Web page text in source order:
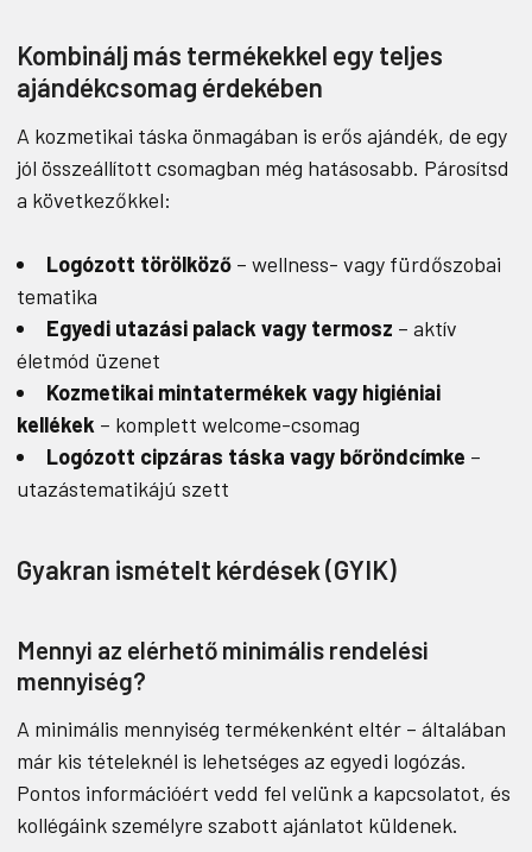
Kombinálj más termékekkel egy teljes
ajándékcsomag érdekében
A kozmetikai táska önmagában is erős ajándék, de egy
jól összeállított csomagban még hatásosabb. Párosítsd
a következőkkel:
Logózott törölköző– wellness- vagy fürdőszobai
tematika
Egyedi utazási palack vagy termosz – aktív
életmód üzenet
Kozmetikai mintatermékek vagy higiéniai
kellékek – komplett welcome-csomag
Logózott cipzáras táska vagy bőröndcímke –
utazástematikájú szett
Gyakran ismételt kérdések (GYIK)
Mennyi az elérhető minimális rendelési
mennyiség?
A minimális mennyiség termékenként eltér – általában
már kis tételeknél is lehetséges az egyedi logózás.
Pontos információért vedd fel velünk a kapcsolatot, és
kollégáink személyre szabott ajánlatot küldenek.